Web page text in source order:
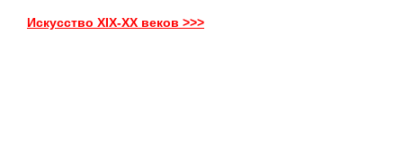
Искусство XIX-XX веков >>>